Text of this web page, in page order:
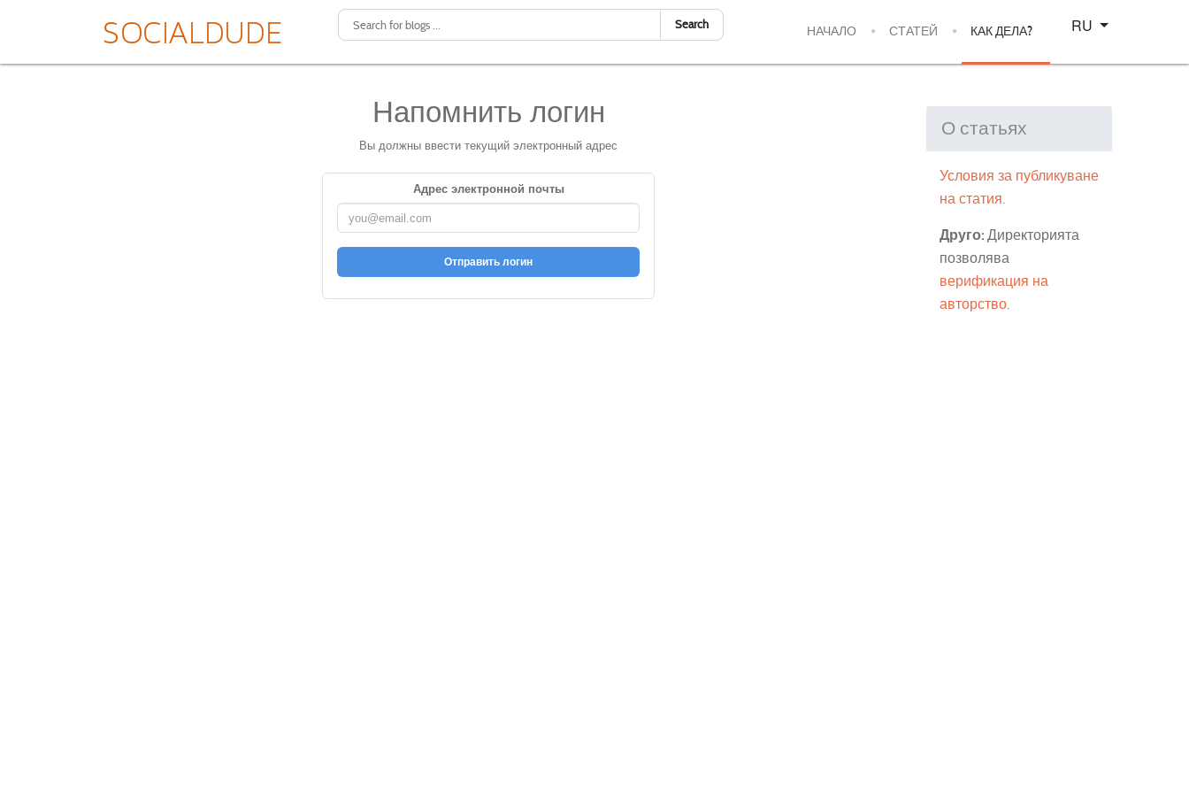
Search НАЧАЛО СТАТЕЙ КАК ДЕЛА?
Select your language
RU
Напомнить логин
Вы должны ввести текущий электронный адрес
Адрес электронной почты
Отправить логин
О статьях
Условия за публикуване
на статия.
Друго: Директорията
позволява
верификация на
авторство.